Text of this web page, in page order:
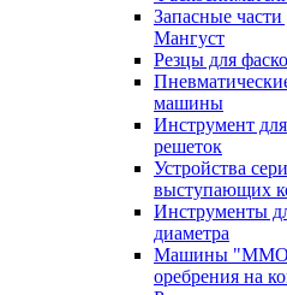
Запасные
Мангуст
Резцы для
машины
Инструмент
решеток
Устройства
выступающих
Инструменты
диаметра
Машины "ММО-
оребрения на